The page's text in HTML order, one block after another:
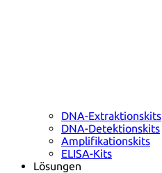
DNA-Extraktionskits
DNA-Detektionskits
Amplifikationskits
ELISA-Kits
Lösungen